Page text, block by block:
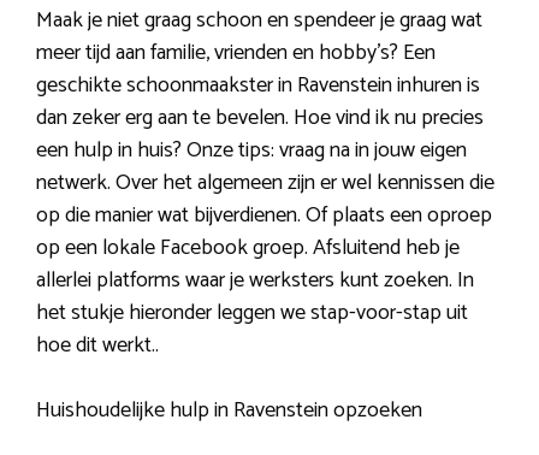
Maak je niet graag schoon en spendeer je graag wat
meer tijd aan familie, vrienden en hobby’s? Een
geschikte schoonmaakster in Ravenstein inhuren is
dan zeker erg aan te bevelen. Hoe vind ik nu precies
een hulp in huis? Onze tips: vraag na in jouw eigen
netwerk. Over het algemeen zijn er wel kennissen die
op die manier wat bijverdienen. Of plaats een oproep
op een lokale Facebook groep. Afsluitend heb je
allerlei platforms waar je werksters kunt zoeken. In
het stukje hieronder leggen we stap-voor-stap uit
hoe dit werkt..
Huishoudelijke hulp in Ravenstein opzoeken